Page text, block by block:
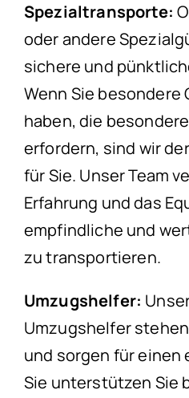
Spezialtransporte:
oder andere
sichere und
Wenn Sie besondere
haben, die
erfordern, sind wir
für Sie. Unser Team
Erfahrung und das
empfindliche und
zu transportieren.
Umzugshelfer:
Umzugshelfer
und sorgen für
Sie unterstützen Sie